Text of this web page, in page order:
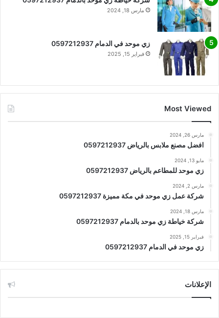
مارس 18, 2024
زي موحد في الدمام 0597212937
فبراير 15, 2025
Most Viewed
مارس 26, 2024
افضل مصنع ملابس بالرياض 0597212937
مايو 13, 2024
زي موحد للمطاعم بالرياض 0597212937
مارس 2, 2024
شركة عمل زي موحد في مكة مميزة 0597212937
مارس 18, 2024
شركة خياطة زي موحد بالدمام 0597212937
فبراير 15, 2025
زي موحد في الدمام 0597212937
الإعلانات